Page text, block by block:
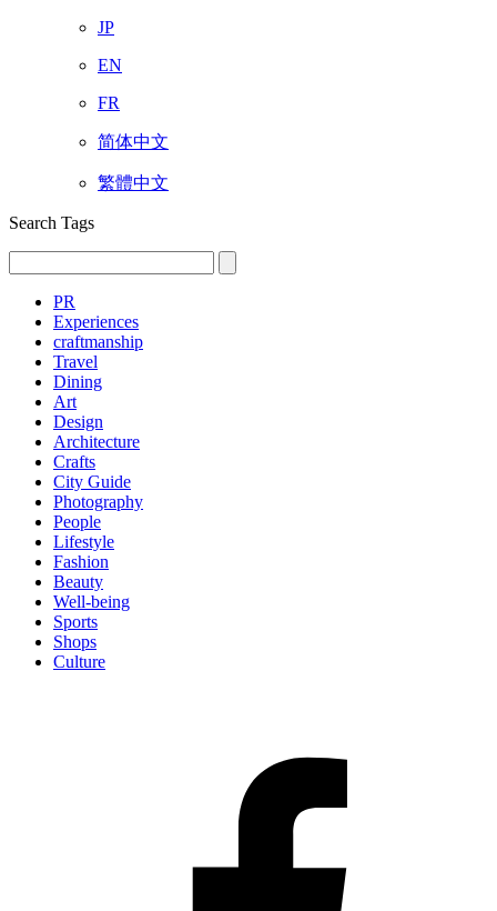
JP
EN
FR
简体中文
繁體中文
Search Tags
PR
Experiences
craftmanship
Travel
Dining
Art
Design
Architecture
Crafts
City Guide
Photography
People
Lifestyle
Fashion
Beauty
Well-being
Sports
Shops
Culture